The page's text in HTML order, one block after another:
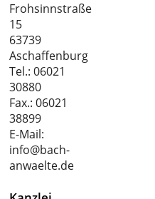
Frohsinnstraße
15
63739
Aschaffenburg
Tel.:06021
30880
Fax.: 06021
38899
E-Mail:
info@bach-
anwaelte.de